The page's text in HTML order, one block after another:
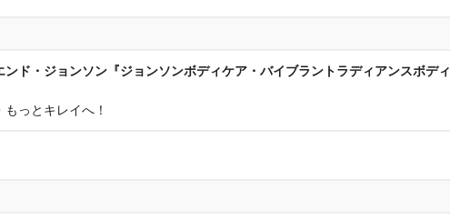
ンド・ジョンソン『ジョンソンボディケア・バイブラントラディアンスボディ
っとキレイへ！